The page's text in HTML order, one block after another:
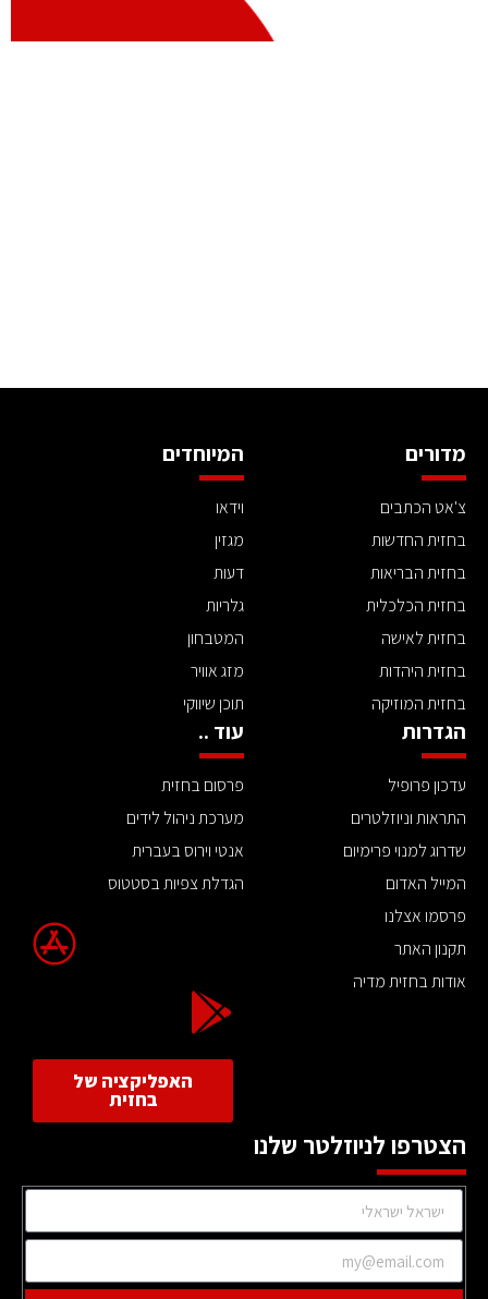
מדורים
צ'אט הכתבים
בחזית החדשות
בחזית הבריאות
בחזית הכלכלית
בחזית לאישה
בחזית היהדות
בחזית המוזיקה
המיוחדים
וידאו
מגזין
דעות
גלריות
המטבחון
מזג אוויר
תוכן שיווקי
הגדרות
עדכון פרופיל
התראות וניוזלטרים
שדרוג למנוי פרימיום
המייל האדום
פרסמו אצלנו
תקנון האתר
אודות בחזית מדיה
עוד ..
פרסום בחזית
מערכת ניהול לידים
אנטי וירוס בעברית
הגדלת צפיות בסטטוס
האפליקציה של
בחזית
הצטרפו לניוזלטר שלנו